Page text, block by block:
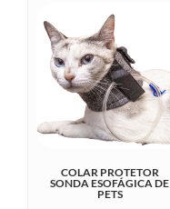
COLAR PROTETOR
SONDA ESOFÁGICA DE
PETS